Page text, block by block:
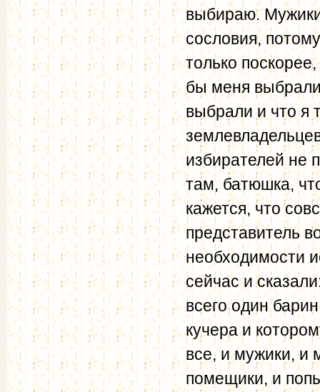
выбираю. Мужики
сословия,
только
бы меня
выбрали и что я
избирателей не
там, батюшка,
кажется, что
предста­витель
необходимости
сейчас и
всего один
кучера и
все, и мужики, и
помещики, и